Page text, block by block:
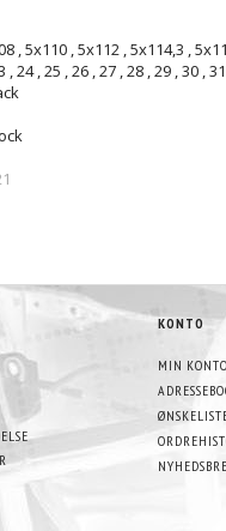
,5x110 ,5x112 ,5x114,3 ,
,24,25 ,26 ,27 ,28 ,29 ,30 ,31
KONTO
MIN KONTO